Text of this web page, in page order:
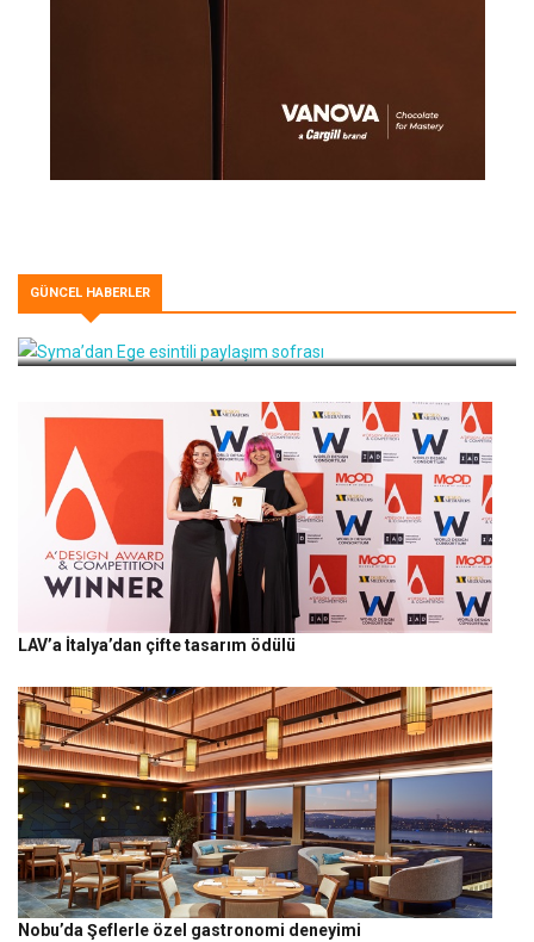
GÜNCEL HABERLER
Syma’dan Ege esintili paylaşım sofrası
LAV’a İtalya’dan çifte tasarım ödülü
Nobu’da Şeflerle özel gastronomi deneyimi